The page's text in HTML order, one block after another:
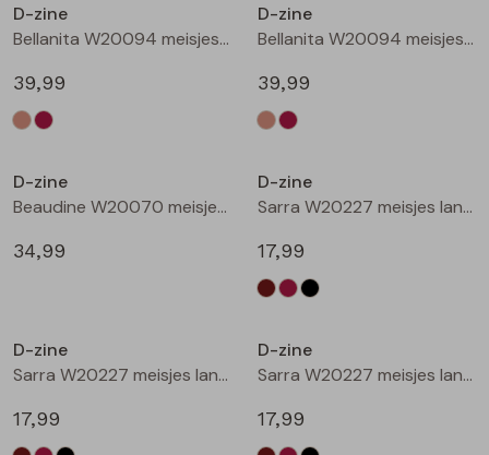
Bermuda's
D-zine
Bellanita W20094 meisjes buiten jack Zand
39,99
D-zine
Bellanita W20094 meisjes buiten jack Wijnrood
39,99
D-zine
Beaudine W20070 meisjes lange broek Bruin donker
34,99
D-zine
Sarra W20227 meisjes lange broek Bruin donker
17,99
D-zine
Sarra W20227 meisjes lange broek Wijnrood
17,99
D-zine
Sarra W20227 meisjes lange broek Zwart
17,99